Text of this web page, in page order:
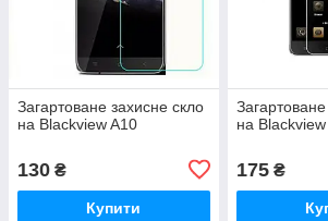
Загартоване захисне скло
на Blackview A10
130 ₴
Купити
на
175₴